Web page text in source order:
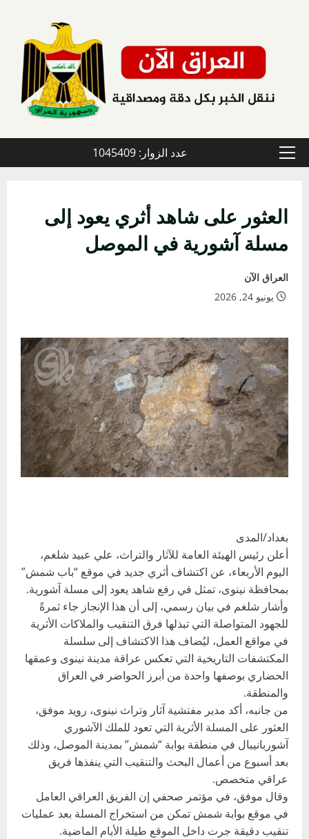
القائمة
عدد الزوار: 1045409
العثور على شاهد أثري يعود إلى
مسلة آشورية في الموصل
العراق الآن
يونيو 24, 2026
بغداد/المدى
أعلن رئيس الهيئة العامة للآثار والتراث، علي عبيد شلغم،
اليوم الأربعاء، عن اكتشاف أثري جديد في موقع “باب شمش”
بمحافظة نينوى، تمثل في رفع شاهد يعود إلى مسلة آشورية.
وأشار شلغم في بيان رسمي، إلى أن هذا الإنجاز جاء ثمرةً
للجهود المتواصلة التي تبذلها فرق التنقيب والملاكات الأثرية
في مواقع العمل، ليُضاف هذا الاكتشاف إلى سلسلة
المكتشفات التاريخية التي تعكس عراقة مدينة نينوى وعمقها
الحضاري بوصفها واحدة من أبرز الحواضر في العراق
والمنطقة.
من جانبه، أكد مدير مفتشية آثار وتراث نينوى، رويد موفق،
العثور على المسلة الأثرية التي تعود للملك الآشوري
آشوربانيبال في منطقة بوابة “شمش” بمدينة الموصل، وذلك
بعد أسبوع من أعمال البحث والتنقيب التي ينفذها فريق
عراقي متخصص.
وقال موفق، في مؤتمر صحفي إن الفريق العراقي العامل
في موقع بوابة شمش تمكن من استخراج المسلة بعد عمليات
تنقيب دقيقة جرت داخل الموقع طيلة الأيام الماضية.